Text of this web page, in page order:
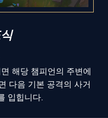
해당 챔피언의 주변에
다음 기본 공격의 사거
입힙니다.